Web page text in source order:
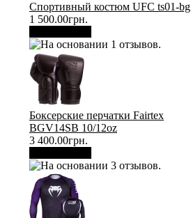
Спортивный костюм UFC ts01-bg
1 500.00грн.
Боксерские перчатки Fairtex
BGV14SB 10/12oz
3 400.00грн.